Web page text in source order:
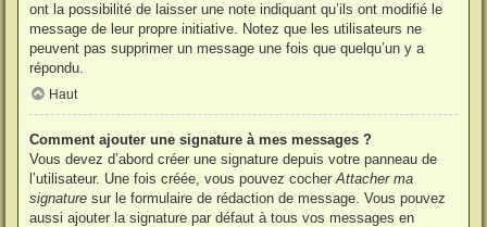
ont la possibilité de laisser une note indiquant qu’ils ont modifié le
message de leur propre initiative. Notez que les utilisateurs ne
peuvent pas supprimer un message une fois que quelqu’un y a
répondu.
Haut
Comment ajouter une signature à mes messages ?
Vous devez d’abord créer une signature depuis votre panneau de
l’utilisateur. Une fois créée, vous pouvez cocher Attacher ma
signature sur le formulaire de rédaction de message. Vous pouvez
aussi ajouter la signature par défaut à tous vos messages en